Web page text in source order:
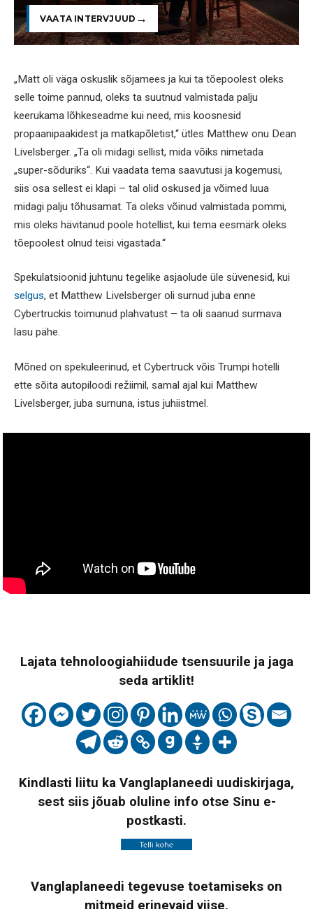
VAATA INTERVJUUD
„Matt oli väga oskuslik sõjamees ja kui ta tõepoolest oleks
selle toime pannud, oleks ta suutnud valmistada palju
keerukama lõhkeseadme kui need, mis koosnesid
propaanipaakidest ja matkapõletist,“ ütles Matthew onu Dean
Livelsberger. „Ta oli midagi sellist, mida võiks nimetada
„super-sõduriks“. Kui vaadata tema saavutusi ja kogemusi,
siis osa sellest ei klapi – tal olid oskused ja võimed luua
midagi palju tõhusamat. Ta oleks võinud valmistada pommi,
mis oleks hävitanud poole hotellist, kui tema eesmärk oleks
tõepoolest olnud teisi vigastada.“
Spekulatsioonid juhtunu tegelike asjaolude üle süvenesid, kui
selgus, et Matthew Livelsberger oli surnud juba enne
Cybertruckis toimunud plahvatust – ta oli saanud surmava
lasu pähe.
Mõned on spekuleerinud, et Cybertruck võis Trumpi hotelli
ette sõita autopiloodi režiimil, samal ajal kui Matthew
Livelsberger, juba surnuna, istus juhiistmel.
Lajata tehnoloogiahiidude tsensuurile ja jaga
seda artiklit!
Kindlasti liitu ka Vanglaplaneedi uudiskirjaga,
sest siis jõuab oluline info otse Sinu e-
postkasti.
Vanglaplaneedi tegevuse toetamiseks on
mitmeid erinevaid viise,